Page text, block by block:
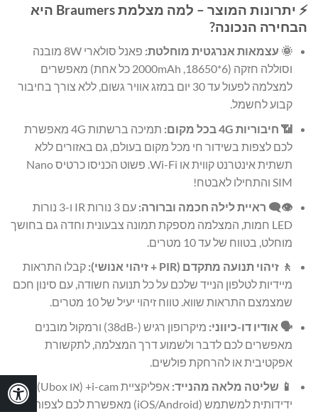
⚡ יתרונות המוצר – למה מצלמת Braumers היא
הבחירה הנכונה?
🌞 עצמאות אנרגטית מוחלטת:
פאנל סולארי 8W מובנה
וסוללה חזקה (6*18650, 2000mAh כל אחת) מאפשרים
למצלמה לפעול עד 30 יום במזג אוויר גשום, ללא צורך בחיבור
קבוע לחשמל.
📶 חיבוריות 4G בכל מקום:
תמיכה ברשתות 4G מאפשרת
לכם לצפות בשידור חי מכל מקום בעולם, גם באזורים ללא
תשתית אינטרנט קווית או Wi-Fi. פשוט הכניסו כרטיס Nano
SIM והתחילו לאבטח!
👁️‍🗨️ ראיית לילה חכמה וברורה:
עם 3 נורות IR ו-3 נורות
LED חמות, המצלמה מספקת תמונה צבעונית וחדה גם בחושך
מוחלט, בטווח של עד 10 מטרים.
🚶 זיהוי תנועה מתקדם (PIR + זיהוי אנושי):
קבלו התראות
מיידיות לטלפון הנייד שלכם על כל תנועה חשודה, עם סינון חכם
שמצמצם התראות שווא. טווח זיהוי יעיל של 10 מטרים.
🗣️ אודיו דו-כיווני:
מיקרופון רגיש (-38dB) ורמקול מובנים
מאפשרים לכם לדבר ולשמוע דרך המצלמה, לתקשורת
אפקטיבית או להרחקת פולשים.
📱 שליטה מלאה מהנייד:
אפליקציית i-cam+ (או Ubox)
ידידותית למשתמש (iOS/Android) מאפשרת לכם לצפות,